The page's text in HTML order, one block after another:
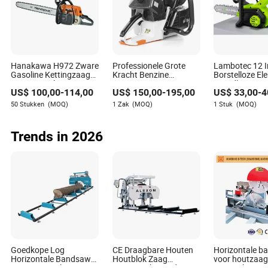
A2: Overweeg kettingzagen met slimme functies zoals
app-bediening of Bluetooth-connectiviteit, die realtime
diagnostiek kunnen bieden en de gebruikerservaring
Q3: Hoe kunnen bedrijven profiteren van de laatste
kettingzaagtrends?
A3: Bedrijven kunnen inspelen op de groeiende vraag naar
technologieën en hun aanbod af te stemmen op
milieunormen.
Hanakawa H972 Zware
Gasoline Kettingzaag
MS381 Replica
Professionele Benzine
Kettingzaag voor
US$ 100,00-114,00
50 Stukken (MOQ)
Professionele Grote
Kracht Benzine
36inch voor
Bosbescherming
US$ 150,00-195,00
1 Zak (MOQ)
Lambotec 12
Borstelloze
Draadloze
Handheld
Aangedreven
Kettingzaag
US$33,00-
1 Stuk (MOQ)
Trends in 2026
Goedkope Log
Horizontale Bandsaw
CE Draagbare Houten
Houtblok Zaag
Horizontale
voor